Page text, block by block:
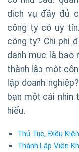
dịch vụ đầy đủ
công ty có uy
công ty? Chi phí
danh mục là bao
thành lập một
lập doanh
bạn một cái nhìn
hiểu.
Thủ Tục, Điều
Thành Lập Viện